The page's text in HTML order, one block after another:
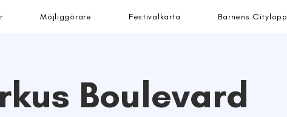
Möjliggörare Festivalkarta Barnens Citylopp
Boulevard